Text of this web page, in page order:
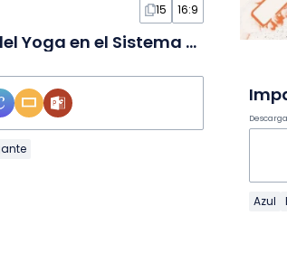
15 16:9
Efecto Ilustrado del Yoga en el Sistema Nervioso en Diapositivas
Azul